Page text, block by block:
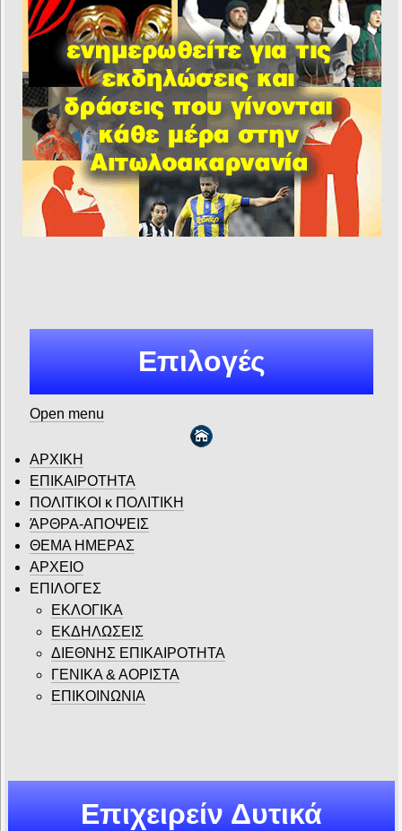
Επιλογές
Open menu
ΑΡΧΙΚΗ
ΕΠΙΚΑΙΡΟΤΗΤΑ
ΠΟΛΙΤΙΚΟΙ κ ΠΟΛΙΤΙΚΗ
ΆΡΘΡΑ-ΑΠΟΨΕΙΣ
ΘΕΜΑ ΗΜΕΡΑΣ
ΑΡΧΕΙΟ
ΕΠΙΛΟΓΕΣ
ΕΚΛΟΓΙΚΑ
ΕΚΔΗΛΩΣΕΙΣ
ΔΙΕΘΝΗΣ ΕΠΙΚΑΙΡΟΤΗΤΑ
ΓΕΝΙΚΑ & ΑΟΡΙΣΤΑ
ΕΠΙΚΟΙΝΩΝΙΑ
Επιχειρείν Δυτικά